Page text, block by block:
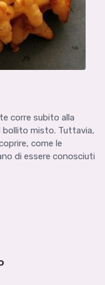
corre subito alla
bollito misto. Tuttavia,
come le
di essere conosciuti